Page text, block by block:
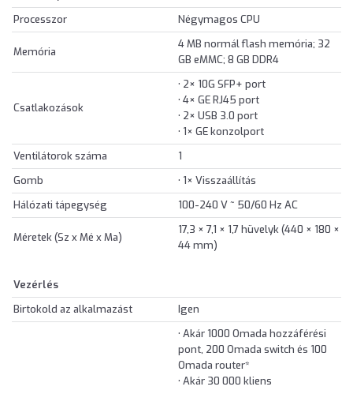
Processzor
Négymagos CPU
Memória
4 MB normál flash memória; 32
GB eMMC; 8 GB DDR4
Csatlakozások
• 2× 10G SFP+ port
• 4× GE RJ45 port
• 2× USB 3.0 port
• 1× GE konzolport
Ventilátorok száma
1
Gomb
• 1× Visszaállítás
Hálózati tápegység
100-240 V ~ 50/60 Hz AC
Méretek (Sz x Mé x Ma)
17,3 × 7,1 × 1,7 hüvelyk (440 × 180 ×
44 mm)
Vezérlés
Birtokold az alkalmazást
Igen
• Akár 1000 Omada hozzáférési
pont, 200 Omada switch és 100
Omada router*
• Akár 30 000 kliens